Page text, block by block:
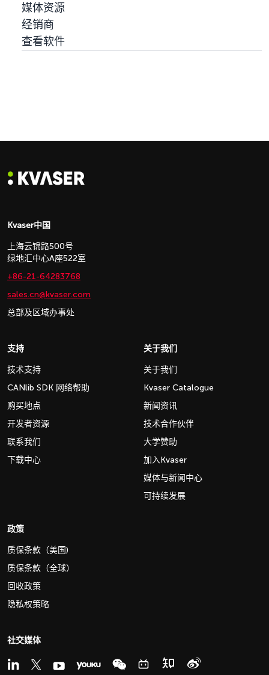
媒体资源
经销商
查看软件
Kvaser中国
上海云锦路500号
绿地汇中心A座522室
+86-21-64283768
sales.cn@kvaser.com
总部及区域办事处
支持
技术支持
CANlib SDK 网络帮助
购买地点
开发者资源
联系我们
下载中心
关于我们
关于我们
Kvaser Catalogue
新闻资讯
技术合作伙伴
大学赞助
加入Kvaser
媒体与新闻中心
可持续发展
政策
质保条款（美国)
质保条款（全球）
回收政策
隐私权策略
社交媒体